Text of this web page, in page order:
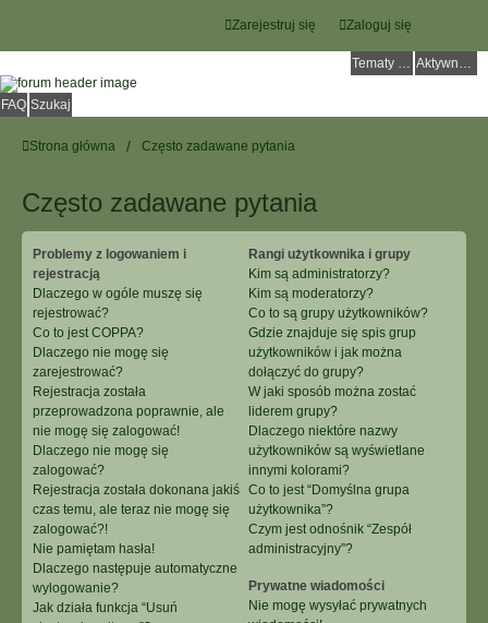
Zaloguj się
Zarejestruj się
Tematy bez odpowiedzi Aktywne tematy
FAQ Szukaj
Strona główna Często zadawane pytania
Często zadawane pytania
Problemy z logowaniem i
rejestracją
Dlaczego w ogóle muszę się
rejestrować?
Co to jest COPPA?
Dlaczego nie mogę się
zarejestrować?
Rejestracja została
przeprowadzona poprawnie, ale
nie mogę się zalogować!
Dlaczego nie mogę się
zalogować?
Rejestracja została dokonana jakiś
czas temu, ale teraz nie mogę się
zalogować?!
Nie pamiętam hasła!
Dlaczego następuje automatyczne
wylogowanie?
Jak działa funkcja “Usuń
Rangi użytkownika i grupy
Kim są administratorzy?
Kim są moderatorzy?
Co to są grupy użytkowników?
Gdzie znajduje się spis grup
użytkowników i jak można
dołączyć do grupy?
W jaki sposób można zostać
liderem grupy?
Dlaczego niektóre nazwy
użytkowników są wyświetlane
innymi kolorami?
Co to jest “Domyślna grupa
użytkownika”?
Czym jest odnośnik “Zespół
administracyjny”?
Prywatne wiadomości
Nie mogę wysyłać prywatnych